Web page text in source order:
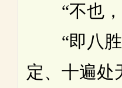
“不也，
“即八胜
定、十遍处